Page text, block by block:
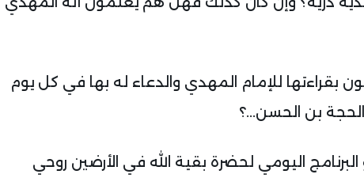
بقراءتها للإمام المهدي والدعاء له بها في كل يوم
بن الحسن...؟
اليومي لحضرة بقية الله في الأرضين روحي